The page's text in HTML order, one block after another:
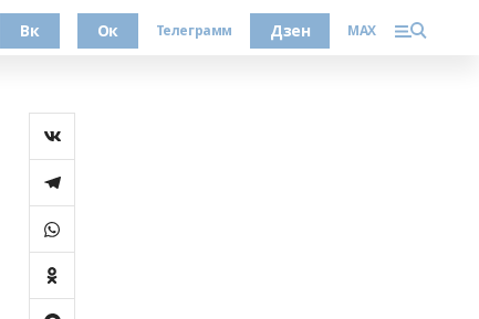
Вк Ок Телеграмм Дзен MAX